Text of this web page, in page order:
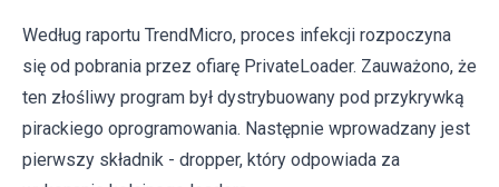
Według raportu TrendMicro, proces infekcji rozpoczyna
się od pobrania przez ofiarę PrivateLoader. Zauważono, że
ten złośliwy program był dystrybuowany pod przykrywką
pirackiego oprogramowania. Następnie wprowadzany jest
pierwszy składnik - dropper, który odpowiada za